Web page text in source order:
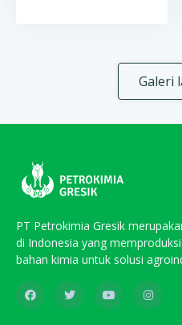
Galeri
PT Petrokimia Gresik
di Indonesia yang
bahan kimia untuk solusi